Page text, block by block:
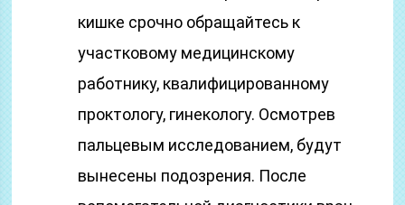
кишке срочно обращайтесь к
участковому медицинскому
работнику, квалифицированному
проктологу, гинекологу. Осмотрев
пальцевым исследованием, будут
вынесены подозрения. После